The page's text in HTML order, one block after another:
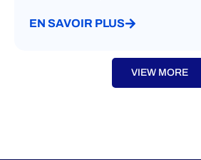
EN SAVOIR PLUS
VIEW MORE